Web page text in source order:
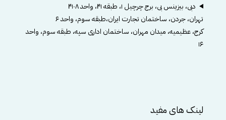
دبی، بیزینس بی، برج چرچیل ۱، طبقه ۴۱، واحد ۴۱۰۸
تهران، جردن، ساختمان تجارت ایران،طبقه سوم، واحد ۶
کرج، عظیمیه، میدان مهران، ساختمان اداری سپه، طبقه سوم، واحد
۱۶
لینک های مفید